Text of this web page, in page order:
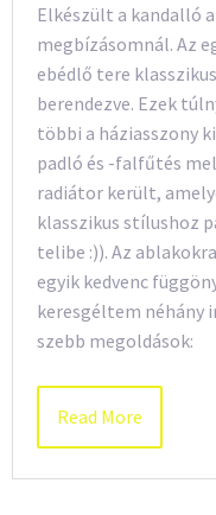
Elkészült a kandalló
megbízásomnál. Az
ebédlő tere
berendezve. Ezek
többi a háziasszony
padló és -falfűtés
radiátor került,
klasszikus stílushoz
telibe :)). Az
egyik kedvenc
keresgéltem néhány
szebb megoldások:
Read More